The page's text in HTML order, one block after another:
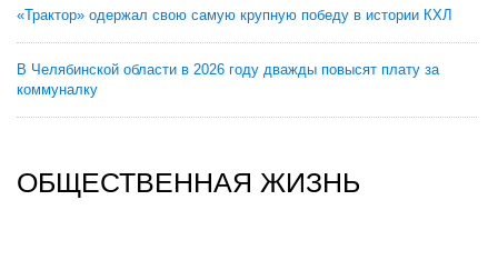
«Трактор» одержал свою самую крупную победу в истории КХЛ
В Челябинской области в 2026 году дважды повысят плату за
коммуналку
ОБЩЕСТВЕННАЯ ЖИЗНЬ